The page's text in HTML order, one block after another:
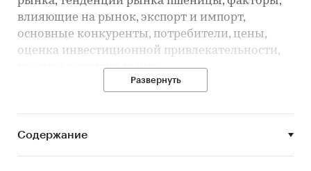
влияющие на рынок, экспорт и импорт,
основные конкуренты, потребители, цены,
оценка инвестиционной привлекательности,
прогноз развития рынка
Цель исследованияанализ и прогноз
Задачи исследования
Развернуть
Содержание